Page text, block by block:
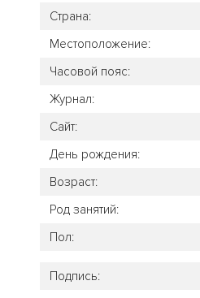
Страна:
Местоположение:
Часовой пояс:
Журнал:
Сайт:
День рождения:
Возраст:
Род занятий:
Пол:
Подпись: